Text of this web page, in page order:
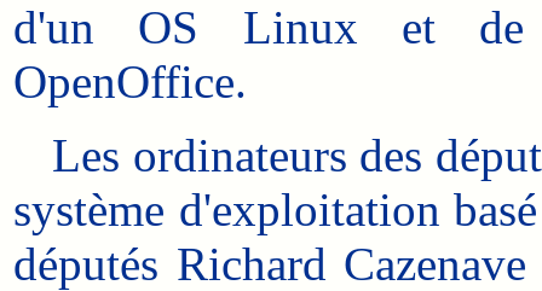
d'un OS Linux et de
OpenOffice.
Les ordinateurs des
système d'exploitation
députés Richard